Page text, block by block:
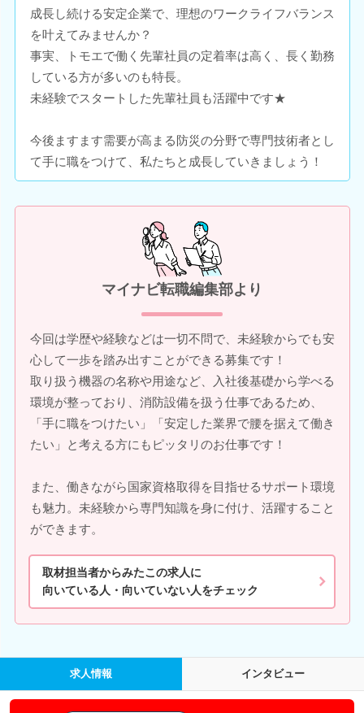
成長し続ける安定企業で、理想のワークライフバランス
を叶えてみませんか？
事実、トモエで働く先輩社員の定着率は高く、長く勤務
している方が多いのも特長。
未経験でスタートした先輩社員も活躍中です★
今後ますます需要が高まる防災の分野で専門技術者とし
て手に職をつけて、私たちと成長していきましょう！
マイナビ転職編集部より
今回は学歴や経験などは一切不問で、未経験からでも安
心して一歩を踏み出すことができる募集です！
取り扱う機器の名称や用途など、入社後基礎から学べる
環境が整っており、消防設備を扱う仕事であるため、
「手に職をつけたい」「安定した業界で腰を据えて働き
たい」と考える方にもピッタリのお仕事です！
また、働きながら国家資格取得を目指せるサポート環境
も魅力。未経験から専門知識を身に付け、活躍すること
ができます。
取材担当者からみたこの求人に
向いている人・向いていない人をチェック
求人情報 インタビュー